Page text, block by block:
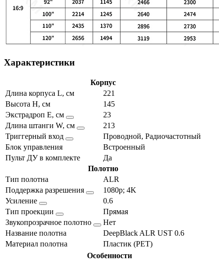
Характеристики
Корпус
Длина корпуса L, см
221
Высота H, см
145
Экстрадроп E, см
23
Длина штанги W, см
213
Триггерный вход
Проводной, Радиочастотный
Блок управления
Встроенный
Пульт ДУ в комплекте
Да
Полотно
Тип полотна
ALR
Поддержка разрешения
1080p; 4K
Усиление
0.6
Тип проекции
Прямая
Звукопрозрачное полотно
Нет
Название полотна
DeepBlack ALR UST 0.6
Материал полотна
Пластик (PET)
Особенности